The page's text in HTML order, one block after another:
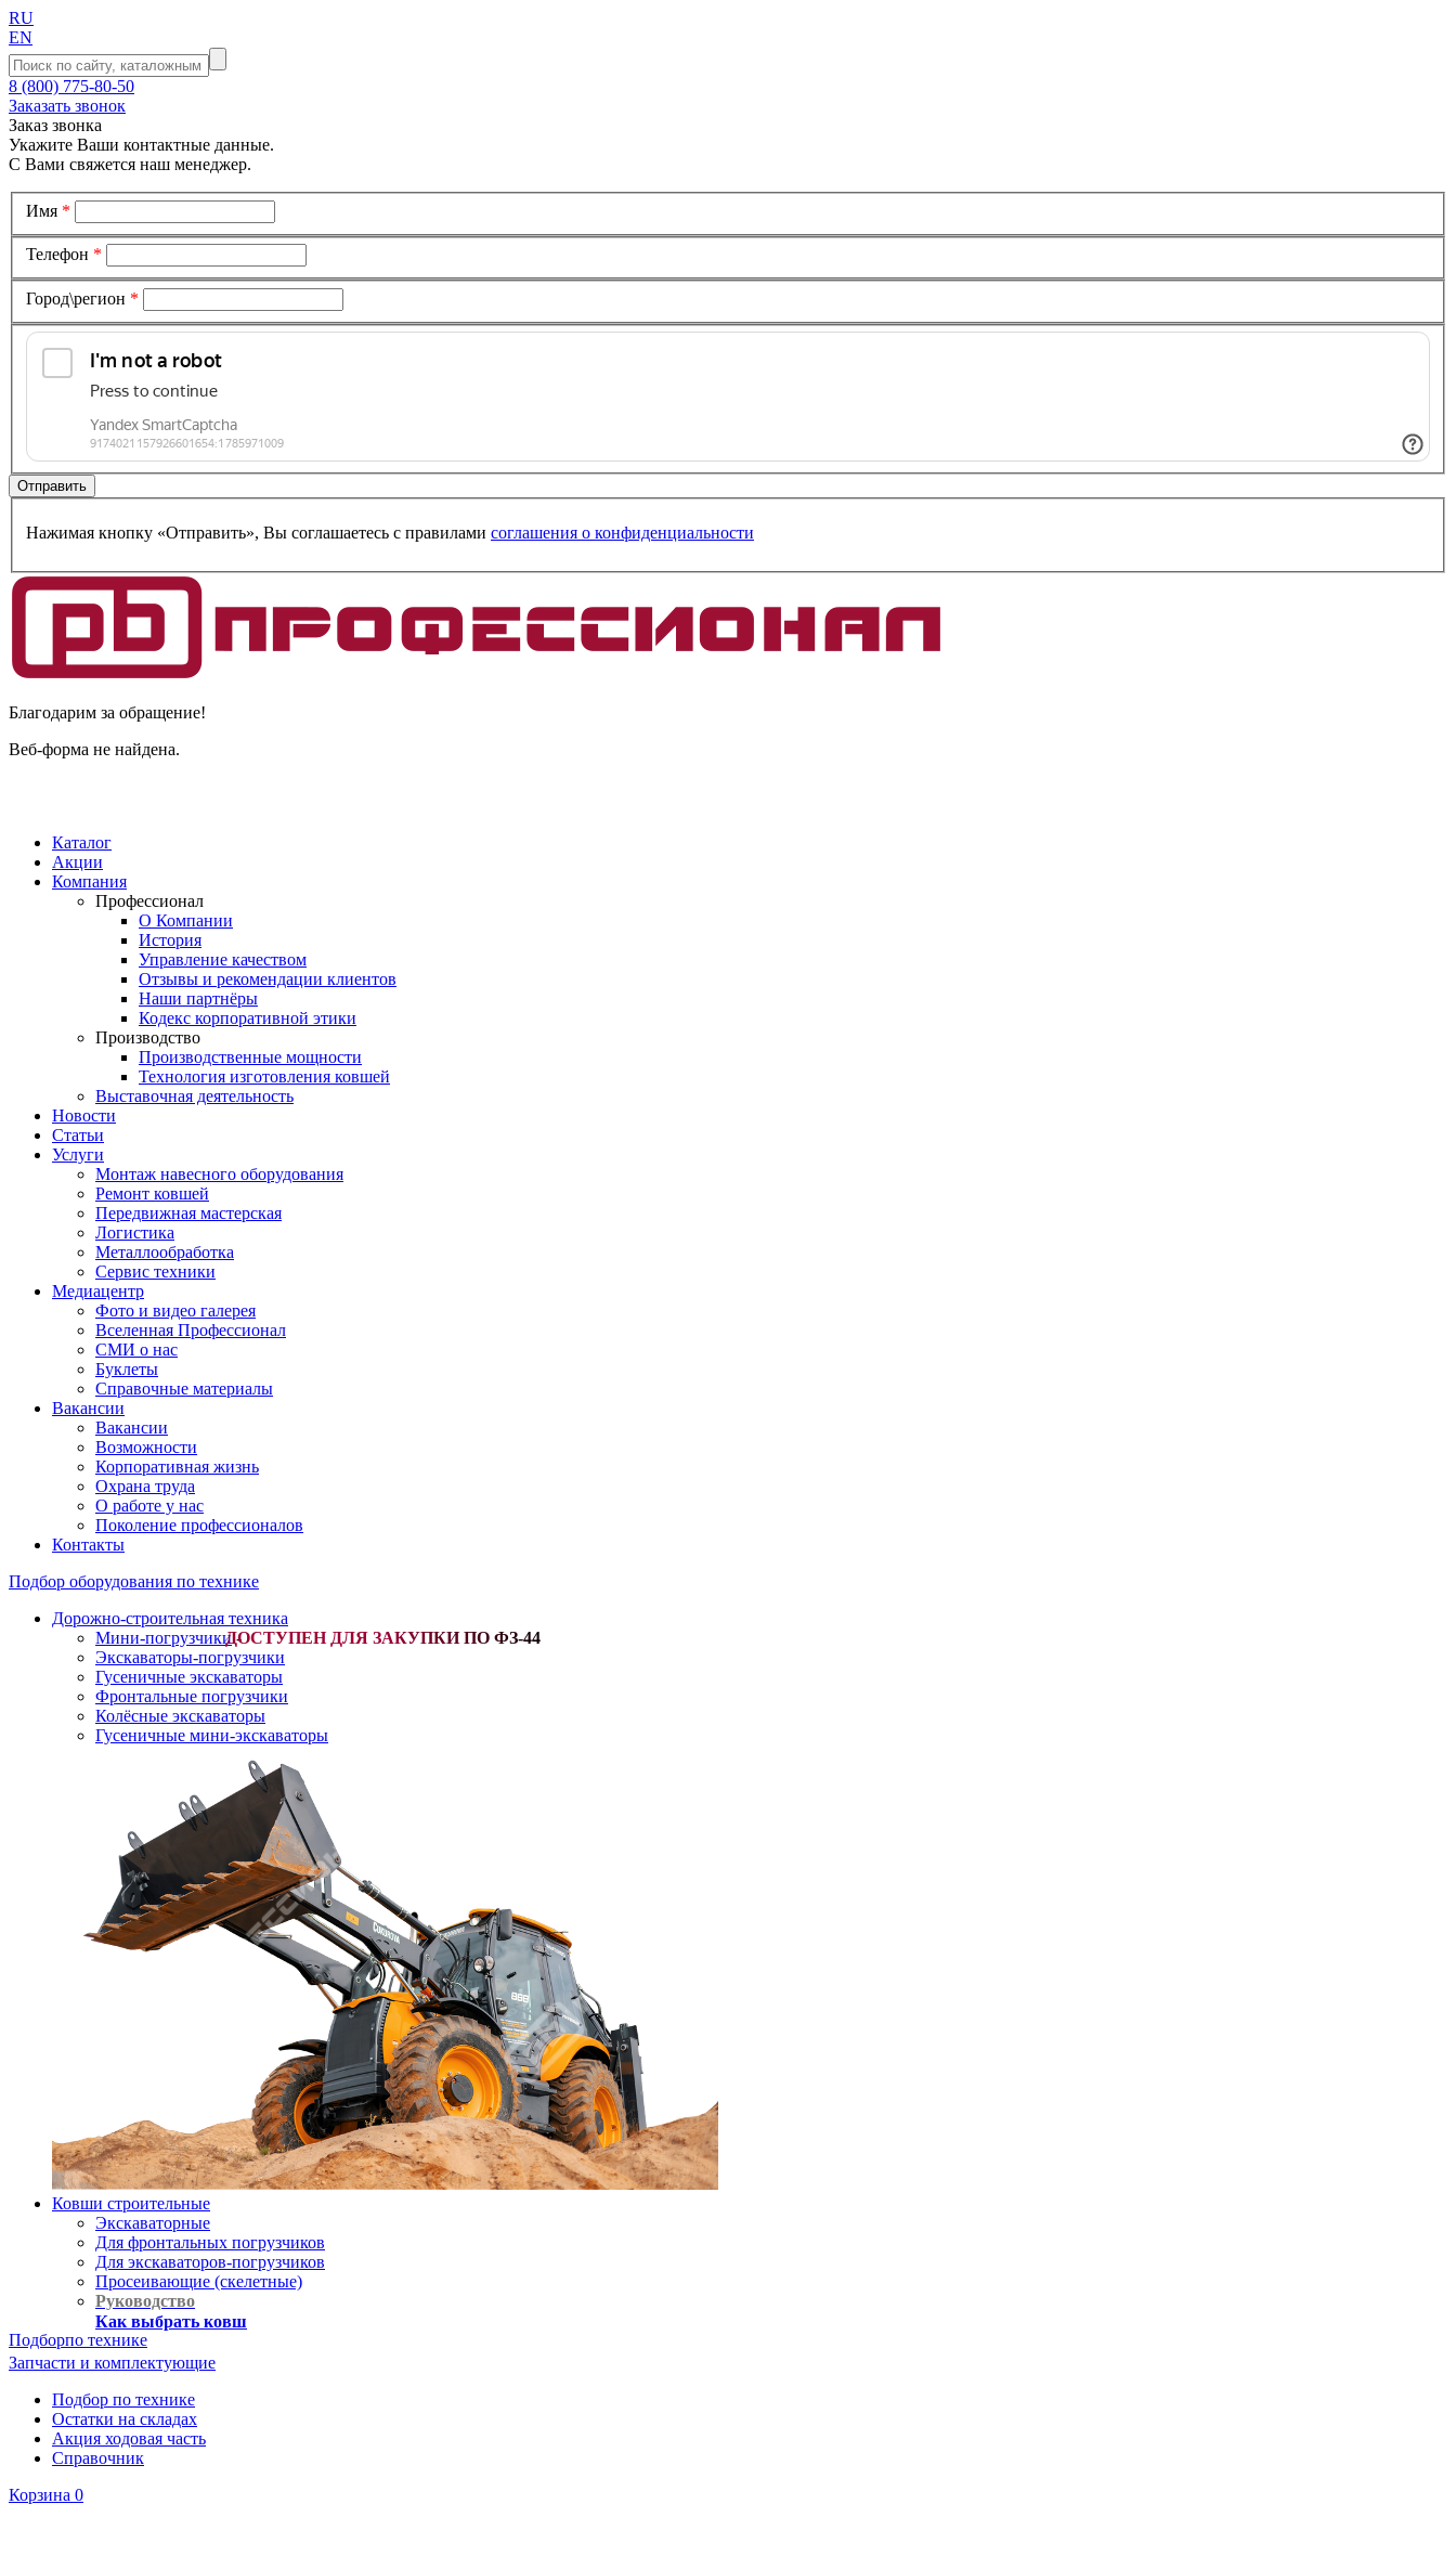
RU
EN
8 (800) 775-80-50
Заказать звонок
Заказ звонка
Укажите Ваши контактные данные.
С Вами свяжется наш менеджер.
Имя *
Телефон *
Город\регион *
Нажимая кнопку «Отправить», Вы соглашаетесь c правилами соглашения о конфиденциальности
Благодарим за обращение!
Веб-форма не найдена.
Каталог
Акции
Компания
Профессионал
О Компании
История
Управление качеством
Отзывы и рекомендации клиентов
Наши партнёры
Кодекс корпоративной этики
Производство
Производственные мощности
Технология изготовления ковшей
Выставочная деятельность
Новости
Статьи
Услуги
Монтаж навесного оборудования
Ремонт ковшей
Передвижная мастерская
Логистика
Металлообработка
Сервис техники
Медиацентр
Фото и видео галерея
Вселенная Профессионал
СМИ о нас
Буклеты
Справочные материалы
Вакансии
Вакансии
Возможности
Корпоративная жизнь
Охрана труда
О работе у нас
Поколение профессионалов
Контакты
Подбор оборудования по технике
Дорожно-строительная техника
Мини-погрузчики-
Экскаваторы-погрузчики
Гусеничные экскаваторы
Фронтальные погрузчики
Колёсные экскаваторы
Гусеничные мини-экскаваторы
Ковши строительные
Экскаваторные
Для фронтальных погрузчиков
Для экскаваторов-погрузчиков
Просеивающие (скелетные)
Руководство
Как выбрать ковш
Подборпо технике
Запчасти и комплектующие
Подбор по технике
Остатки на складах
Акция ходовая часть
Справочник
Корзина 0